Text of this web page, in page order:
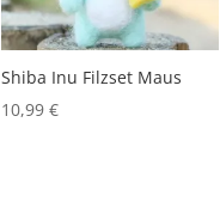
Shiba Inu Filzset Maus
10,99 €